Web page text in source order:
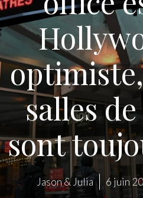
salles
sont
Jason & Julia 6 juin